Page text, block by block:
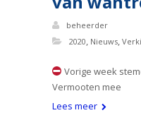
beheerder
2020, Nieuws,
Vorige week
Vermooten mee
Lees meer